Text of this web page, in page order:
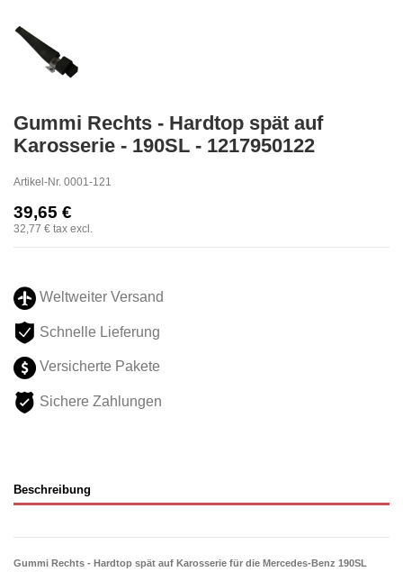
Gummi Rechts - Hardtop spät auf
Karosserie - 190SL - 1217950122
Artikel-Nr. 0001-121
39,65 €
32,77 € tax excl.
Weltweiter Versand
Schnelle Lieferung
Versicherte Pakete
Sichere Zahlungen
Beschreibung
Gummi Rechts - Hardtop spät auf Karosserie für die Mercedes-Benz 190SL